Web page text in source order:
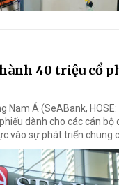
40 triệu cổ
Nam Á (SeABank,
dành cho các cán bộ
vào sự phát triển chung